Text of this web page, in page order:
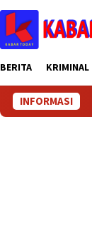
BERITA KRIMINAL
INFORMASI